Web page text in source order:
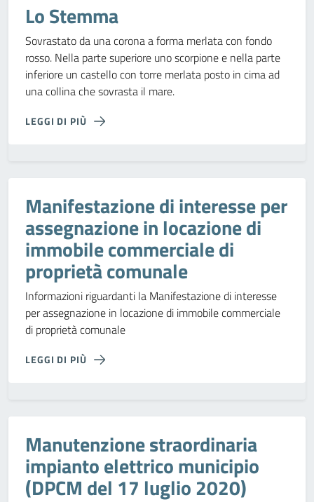
Lo Stemma
Sovrastato da una corona a forma merlata con fondo
rosso. Nella parte superiore uno scorpione e nella parte
inferiore un castello con torre merlata posto in cima ad
una collina che sovrasta il mare.
LEGGI DI PIÙ
Manifestazione di interesse per
assegnazione in locazione di
immobile commerciale di
proprietà comunale
Informazioni riguardanti la Manifestazione di interesse
per assegnazione in locazione di immobile commerciale
di proprietà comunale
LEGGI DI PIÙ
Manutenzione straordinaria
impianto elettrico municipio
(DPCM del 17 luglio 2020)